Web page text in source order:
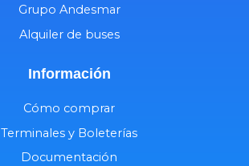
Grupo Andesmar
Alquiler de buses
Información
Cómo comprar
Terminales y Boleterías
Documentación